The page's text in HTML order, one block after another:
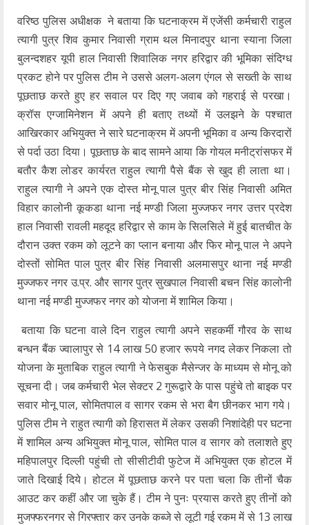
वरिष्ठ पुलिस अधीक्षक ने बताया कि घटनाक्रम में एजेंसी कर्मचारी राहुल
त्यागी पुत्र शिव कुमार निवासी ग्राम थल मिनादपुर थाना स्याना जिला
बुलन्दशहर यूपी हाल निवासी शिवालिक नगर हरिद्वार की भूमिका संदिग्ध
प्रकट होने पर पुलिस टीम ने उससे अलग-अलग एंगल से सख्ती के साथ
पूछताछ करते हुए हर सवाल पर दिए गए जवाब को गहराई से परखा।
क्रॉस एग्जामिनेशन में अपने ही बताए तथ्यों में उलझने के पश्चात
आखिरकार अभियुक्त ने सारे घटनाक्रम में अपनी भूमिका व अन्य किरदारों
से पर्दा उठा दिया। पूछताछ के बाद सामने आया कि गोयल मनीट्रांसफर में
बतौर कैश लोडर कार्यरत राहुल त्यागी पैसे बैंक से खुद ही लाता था।
राहुल त्यागी ने अपने एक दोस्त मोनू पाल पुत्र बीर सिंह निवासी अमित
विहार कालोनी कूकडा थाना नई मण्डी जिला मुज्जफर नगर उत्तर प्रदेश
हाल निवासी रावली महदूद हरिद्वार से काम के सिलसिले में हुई बातचीत के
दौरान उक्त रकम को लूटने का प्लान बनाया और फिर मोनू पाल ने अपने
दोस्तों सोमित पाल पुत्र बीर सिंह निवासी अलमासपुर थाना नई मण्डी
मुज्जफर नगर उ.प्र. और सागर पुत्र सुखपाल निवासी बचन सिंह कालोनी
थाना नई मण्डी मुज्जफर नगर को योजना में शामिल किया।
बताया कि घटना वाले दिन राहुल त्यागी अपने सहकर्मी गौरव के साथ
बन्धन बैंक ज्वालापुर से 14 लाख 50 हजार रूपये नगद लेकर निकला तो
योजना के मुताबिक राहुल त्यागी ने फेसबुक मैसेन्जर के माध्यम से मोनू को
सूचना दी। जब कर्मचारी भेल सेक्टर 2 गुरूद्वारे के पास पहुंचे तो बाइक पर
सवार मोनू पाल, सोमितपाल व सागर रकम से भरा बैग छीनकर भाग गये।
पुलिस टीम ने राहुत त्यागी को हिरासत में लेकर उसकी निशांदेही पर घटना
में शामिल अन्य अभियुक्त मोनू पाल, सोमित पाल व सागर को तलाशते हुए
महिपालपुर दिल्ली पहुंची तो सीसीटीवी फुटेज में अभियुक्त एक होटल में
जाते दिखाई दिये। होटल में पूछताछ करने पर पता चला कि तीनों चैक
आउट कर कहीं और जा चुके हैं। टीम ने पुनः प्रयास करते हुए तीनों को
मुजफ्फरनगर से गिरफ्तार कर उनके कब्जे से लूटी गई रकम में से 13 लाख